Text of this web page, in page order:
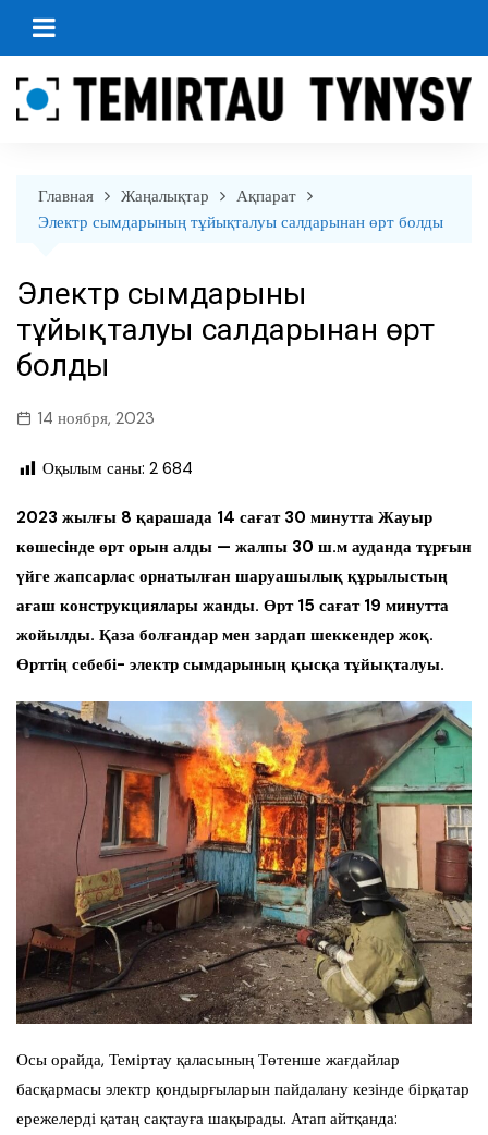
перейти
Главная Жаңалықтар
Ақпарат
Электр сымдарының тұйықталуы салдарынан өрт болды
Электр сымдарының
тұйықталуы салдарынан өрт
болды
14 ноября, 2023
Оқылым саны: 2 684
2023 жылғы 8 қарашада 14 сағат 30 минутта Жауыр
көшесінде өрт орын алды — жалпы 30 ш.м ауданда тұрғын
үйге жапсарлас орнатылған шаруашылық құрылыстың
ағаш конструкциялары жанды. Өрт 15 сағат 19 минутта
жойылды. Қаза болғандар мен зардап шеккендер жоқ.
Өрттің себебі- электр сымдарының қысқа тұйықталуы.
Осы орайда, Теміртау қаласының Төтенше жағдайлар
басқармасы электр қондырғыларын пайдалану кезінде бірқатар
ережелерді қатаң сақтауға шақырады. Атап айтқанда: